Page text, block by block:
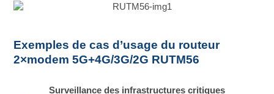
Exemples de cas d’usage du routeur
2×modem 5G+4G/3G/2G RUTM56
Surveillance des infrastructures critiques